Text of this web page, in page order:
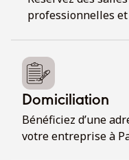
professionnelles
Domiciliation
Bénéficiez d’une
votre entreprise à